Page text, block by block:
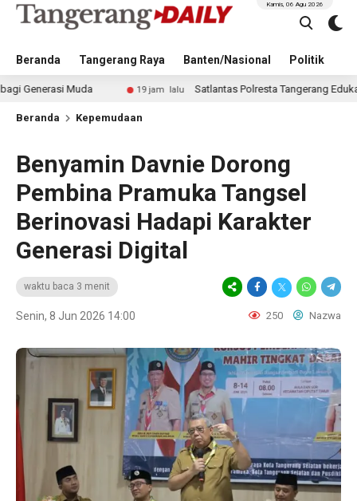
Beranda Tangerang Raya Banten/Nasional Politik
Kamis, 06 Agu 2026
Muda 19 jam lalu Satlantas Polresta Tangerang Edukasi
Beranda Kepemudaan
Benyamin Davnie Dorong
Pembina Pramuka Tangsel
Berinovasi Hadapi Karakter
Generasi Digital
waktu baca 3 menit
Senin, 8 Jun 2026 14:00 250 Nazwa